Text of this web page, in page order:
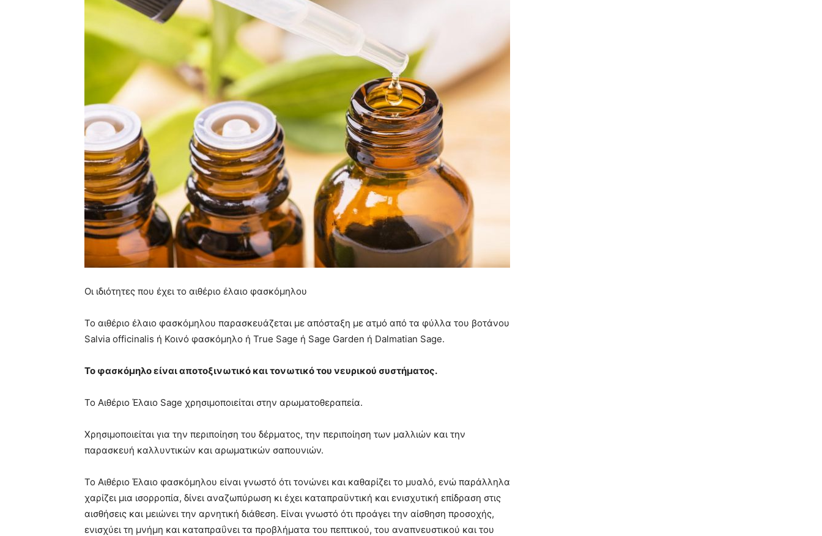
Οι ιδιότητες που έχει το αιθέριο έλαιο φασκόμηλου
Το αιθέριο έλαιο φασκόμηλου παρασκευάζεται με απόσταξη με ατμό από τα φύλλα του βοτάνου
Salvia officinalis ή Κοινό φασκόμηλο ή True Sage ή Sage Garden ή Dalmatian Sage.
Το φασκόμηλο είναι αποτοξινωτικό και τονωτικό του νευρικού συστήματος.
Το Αιθέριο Έλαιο Sage χρησιμοποιείται στην αρωματοθεραπεία.
Χρησιμοποιείται για την περιποίηση του δέρματος, την περιποίηση των μαλλιών και την
παρασκευή καλλυντικών και αρωματικών σαπουνιών.
Το Αιθέριο Έλαιο φασκόμηλου είναι γνωστό ότι τονώνει και καθαρίζει το μυαλό, ενώ παράλληλα
χαρίζει μια ισορροπία, δίνει αναζωπύρωση κι έχει καταπραϋντική και ενισχυτική επίδραση στις
αισθήσεις και μειώνει την αρνητική διάθεση. Είναι γνωστό ότι προάγει την αίσθηση προσοχής,
ενισχύει τη μνήμη και καταπραΰνει τα προβλήματα του πεπτικού, του αναπνευστικού και του